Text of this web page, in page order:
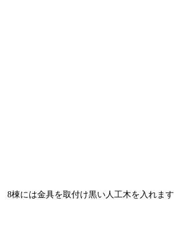
8棟には金具を取付け黒い人工木を入れます